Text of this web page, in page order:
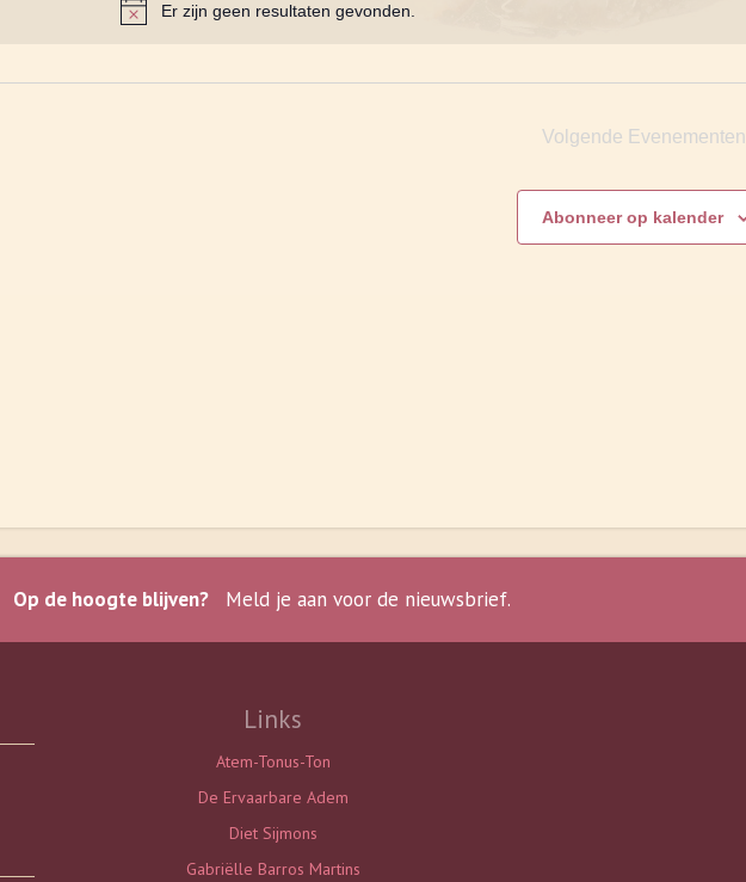
Er zijn geen resultaten gevonden.
Volgende Evenementen
Abonneer op kalender
Op de hoogte blijven? Meld je aan voor de nieuwsbrief.
Links
Atem-Tonus-Ton
De Ervaarbare Adem
Diet Sijmons
Gabriëlle Barros Martins